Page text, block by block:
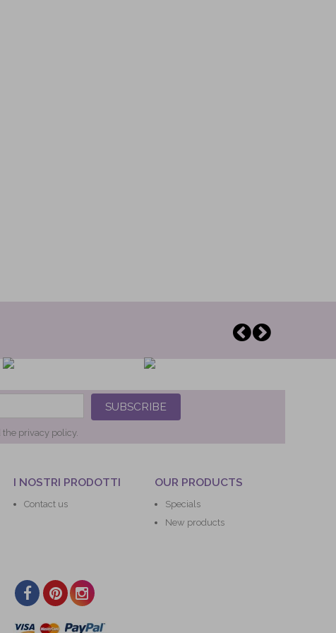
SUBSCRIBE
the privacy policy.
I NOSTRI PRODOTTI
Contact us
OUR PRODUCTS
Specials
New products